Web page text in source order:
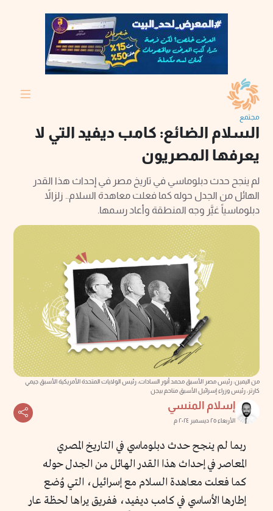
مجتمع
السلام الضائع: كامب ديفيد التي لا
يعرفها المصريون
لم ينجح حدث دبلوماسي في تاريخ مصر في إحداث هذا القدر
الهائل من الجدل حوله كما فعلت معاهدة السلام.. زلزالاً
دبلوماسياً غيَّر وجه المنطقة وأعاد رسمها.
من اليمين: رئيس مصر الأسبق محمد أنور السادات، رئيس الولايات المتحدة الأمريكية الأسبق جيمي
كارتر، رئيس وزراء إسرائيل الأسبق مناحم بيجن
إسلام المنسي
الأربعاء ٢٥ ديسمبر ٢٠٢٤ م
ربما لم ينجح حدث دبلوماسي في التاريخ المصري
المعاصر في إحداث هذا القدر الهائل من الجدل حوله
كما فعلت معاهدة السلام مع إسرائيل، التي وُضع
إطارها الأساسي في كامب ديفيد، ففريق يراها لحظة عار